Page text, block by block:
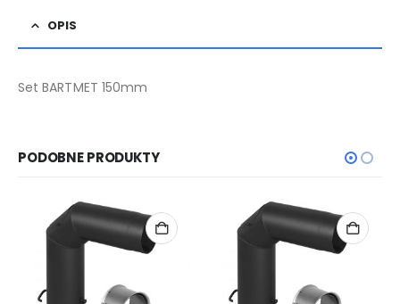
OPIS
Set BARTMET 150mm
PODOBNE PRODUKTY